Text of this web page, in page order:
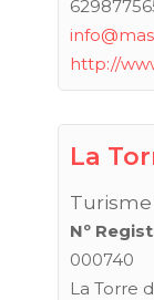
http://
La
Turisme
Nº
000740
La Torre